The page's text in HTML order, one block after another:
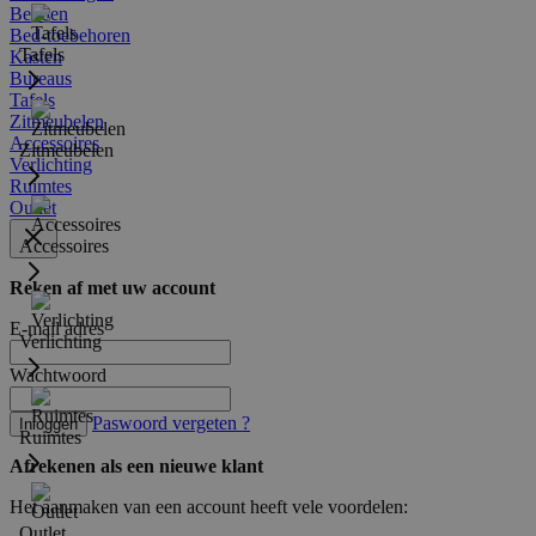
Tafels
Zitmeubelen
Accessoires
Verlichting
Ruimtes
Bedden
Bed-toebehoren
Kasten
Bureaus
Tafels
Zitmeubelen
Accessoires
Verlichting
Ruimtes
Outlet
Reken af met uw account
E-mail adres
Wachtwoord
Inloggen Paswoord vergeten ?
Afrekenen als een nieuwe klant
Het aanmaken van een account heeft vele voordelen: